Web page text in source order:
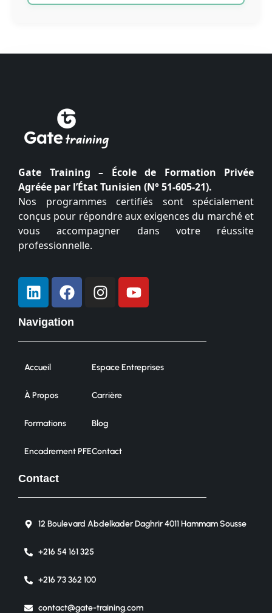
Gate Training – École de Formation Privée
Agréée par l’État Tunisien (N° 51-605-21).
Nos programmes certifiés sont spécialement
conçus pour répondre aux exigences du marché et
vous accompagner dans votre réussite
professionnelle.
Navigation
Accueil
À Propos
Formations
Encadrement PFE
Espace Entreprises
Carrière
Blog
Contact
Contact
12 Boulevard Abdelkader Daghrir 4011 Hammam Sousse
+216 54 161 325
+216 73 362 100
contact@gate-training.com